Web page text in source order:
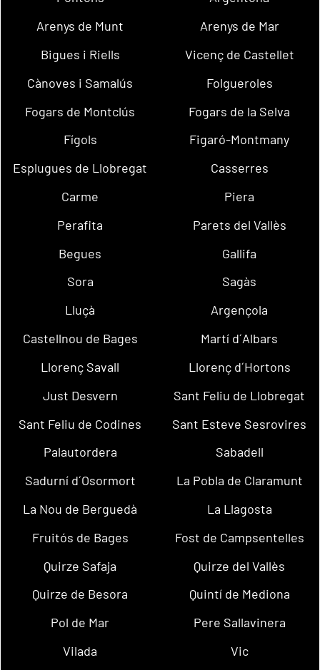
Arenys de Munt
Arenys de Mar
Bigues i Riells
Vicenç de Castellet
Cànoves i Samalús
Folgueroles
Fogars de Montclús
Fogars de la Selva
Fígols
Figaró-Montmany
Esplugues de Llobregat
Casserres
Carme
Piera
Perafita
Parets del Vallès
Begues
Gallifa
Sora
Sagàs
Lluçà
Argençola
Castellnou de Bages
Martí d´Albars
Llorenç Savall
Llorenç d´Hortons
Just Desvern
Sant Feliu de Llobregat
Sant Feliu de Codines
Sant Esteve Sesrovires
Palautordera
Sabadell
Sadurní d´Osormort
La Pobla de Claramunt
La Nou de Berguedà
La Llagosta
Fruitós de Bages
Fost de Campsentelles
Quirze Safaja
Quirze del Vallès
Quirze de Besora
Quintí de Mediona
Pol de Mar
Pere Sallavinera
Vilada
Vic